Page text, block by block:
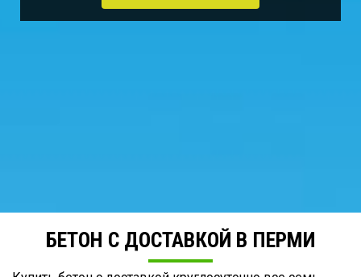
БЕТОН С ДОСТАВКОЙ В ПЕРМИ